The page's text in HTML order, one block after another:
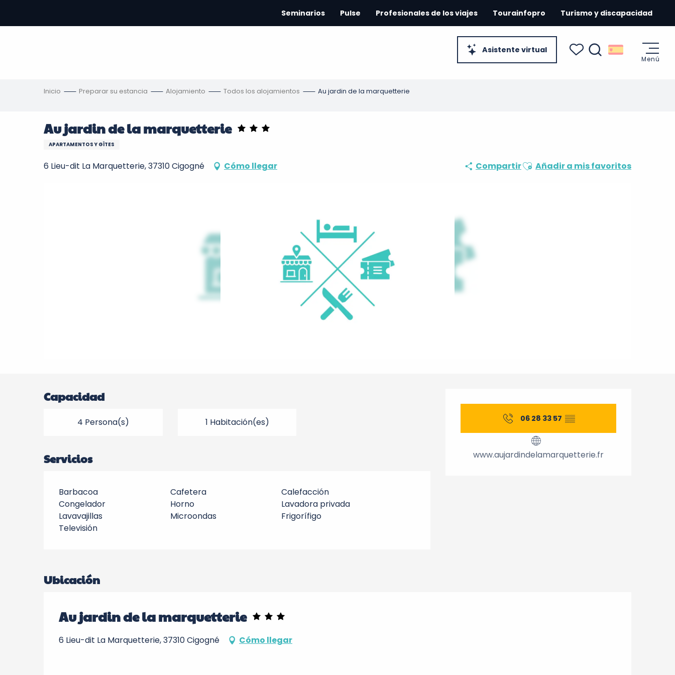
contenu
Asistente virtual
Seminarios Pulse Profesionales de los viajes Tourainfopro Turismo y discapacidad
Menú
Inicio Preparar su estancia Alojamiento Todos los alojamientos Au jardin de la marquetterie
Au jardin de la marquetterie
APARTAMENTOS Y GÎTES
6 Lieu-dit La Marquetterie, 37310 Cigogné Cómo llegar CompartirAjouter aux favoris
Añadir a mis favoritos
Horarios y datos de
06 28 33 57 ▒▒
www.aujardindelamarquetterie.fr
Capacidad
4 Persona(s) 1 Habitación(es)
Servicios
Barbacoa Cafetera
Calefacción
Congelador
Horno
Lavadora privada
Lavavajillas
Microondas
Frigorífigo
Televisión
Ubicación
Au jardin de la marquetterie
6 Lieu-dit La Marquetterie, 37310 Cigogné Cómo llegar